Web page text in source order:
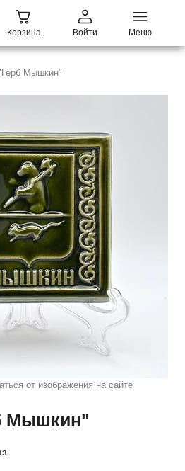
Корзина Войти Меню
Мышкин"
от изображения на сайте
Мышкин"